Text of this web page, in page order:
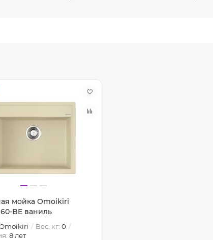
мойка Omoikiri
BE ваниль
Вес, кг: 0
8 лет